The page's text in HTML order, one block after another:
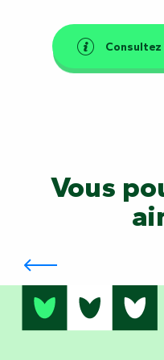
Consultez
Vous
Jeu de